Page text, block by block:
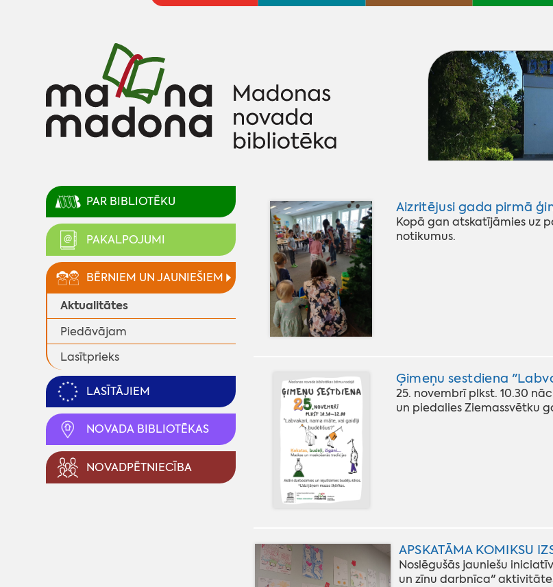
PAR BIBLIOTĒKU
PAKALPOJUMI
BĒRNIEM UN JAUNIEŠIEM
Aktualitātes
Piedāvājam
Lasītprieks
LASĪTĀJIEM
NOVADA BIBLIOTĒKAS
NOVADPĒTNIECĪBA
Aizritējusi gada pirmā
Kopā gan atskatījāmies uz
notikumus.
Ģimeņu sestdiena
25. novembrī plkst. 10.30
un piedalies Ziemassvētku
APSKATĀMA KOMIKSU
Noslēgušās jauniešu
un zīnu darbnīca"